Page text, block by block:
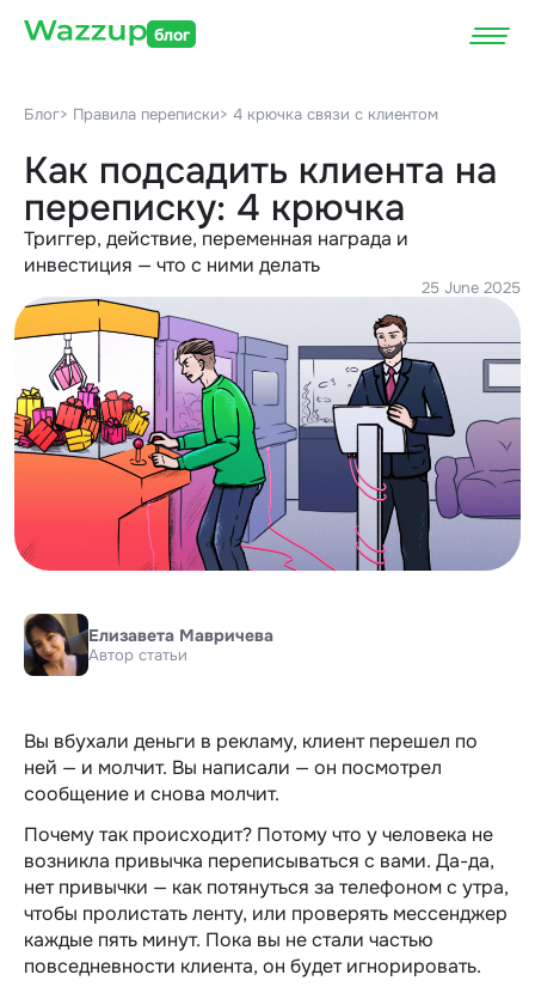
блог
Блог> Правила переписки> 4 крючка связи с клиентом
Как подсадить клиента на
переписку: 4 крючка
Триггер, действие, переменная награда и
инвестиция — что с ними делать
25 June 2025
Елизавета Мавричева
Автор статьи
Вы вбухали деньги в рекламу, клиент перешел по
ней — и молчит. Вы написали — он посмотрел
сообщение и снова молчит.
Почему так происходит? Потому что у человека не
возникла привычка переписываться с вами. Да-да,
нет привычки — как потянуться за телефоном с утра,
чтобы пролистать ленту, или проверять мессенджер
каждые пять минут. Пока вы не стали частью
повседневности клиента, он будет игнорировать.